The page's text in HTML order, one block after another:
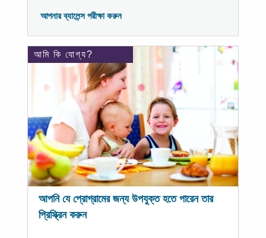
আপনার ব্যালেন্স পরীক্ষা করুন
আমি কি যোগ্য?
আপনি যে প্রোগ্রামের জন্য উপযুক্ত হতে পারেন তার
প্রিস্ক্রিন করুন